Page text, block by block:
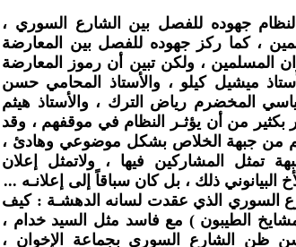
جهوده للفصل بين الشارع السوري ،
، كما ركز جهوده للفصل بين المعارضة
المسلمين ، ولكن تبين أن رموز المعارضة
ميشيل كيلو ، والأستاذ المحامي حسن
المخضرم رياض الترك ، والأستاذ هيثم
بكثير من أن يؤثـر النظام في موقفهم ، وقد
من جبهة الخلاص بشكل موضوعي وهادئ ،
تمثل المشاركين فيها ، ولاتمثل إعلان
البيانوني ذلك ، بل كان سباقاً إلى إعلانـه ...
السوري الذي عقدت لسانه الدهشـة : كيف
الطيبون ) مع فاسد مثل السيد خدام ،
ظن الشارع السوري بجماعة الإخوان ،